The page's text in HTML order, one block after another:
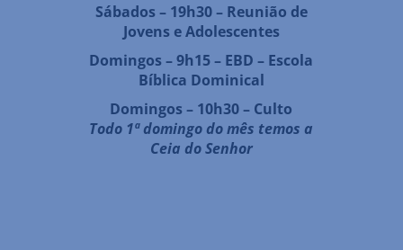
Sábados – 19h30 – Reunião de
Jovens e Adolescentes
Domingos – 9h15 – EBD – Escola
Bíblica Dominical
Domingos – 10h30 – Culto
Todo 1ª domingo do mês temos a
Ceia do Senhor